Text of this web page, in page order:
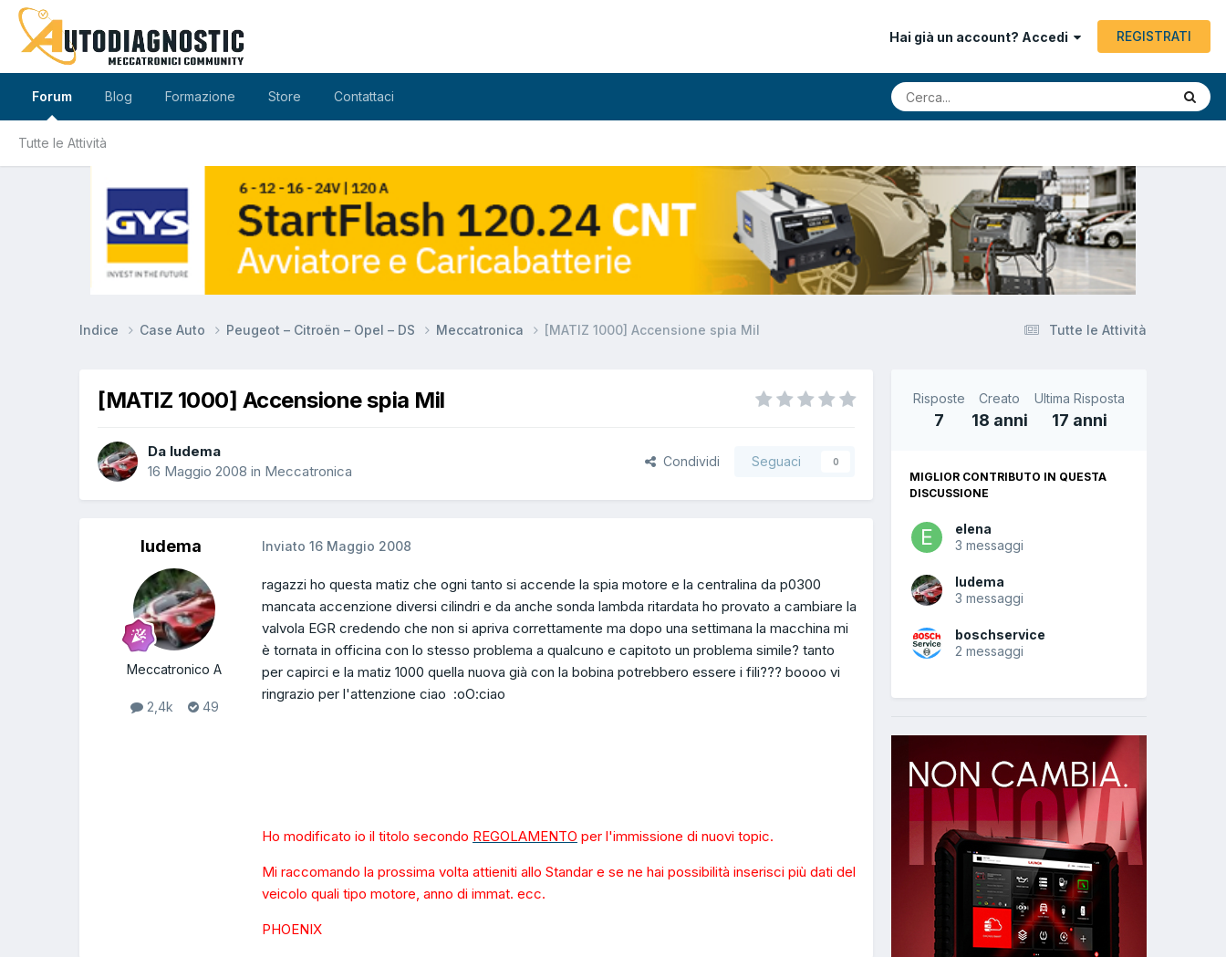
Hai già un account? Accedi REGISTRATI
Forum
Tutte le Attività
Blog Formazione Store Contattaci
Tutte le Attività
Indice Case Auto Peugeot – Citroën – Opel – DS Meccatronica [MATIZ 1000] Accensione spia Mil
[MATIZ 1000] Accensione spia Mil
Da ludema
16 Maggio 2008 in Meccatronica
Condividi Seguaci 0
ludema
Meccatronico A
2,4k 49
Inviato 16 Maggio 2008
ragazzi ho questa matiz che ogni tanto si accende la spia motore e la centralina da p0300
mancata accenzione diversi cilindri e da anche sonda lambda ritardata ho provato a cambiare la
valvola EGR credendo che non si apriva correttamente ma dopo una settimana la macchina mi
è tornata in officina con lo stesso problema a qualcuno e capitoto un problema simile? tanto
per capirci e la matiz 1000 quella nuova già con la bobina potrebbero essere i fili??? boooo vi
ringrazio per l'attenzione ciao :oO:ciao
Ho modificato io il titolo secondo REGOLAMENTO per l'immissione di nuovi topic.
Mi raccomando la prossima volta attieniti allo Standar e se ne hai possibilità inserisci più dati del
veicolo quali tipo motore, anno di immat. ecc.
PHOENIX
Risposte
7
Creato
18 anni
Ultima Risposta
17 anni
MIGLIOR CONTRIBUTO IN QUESTA
DISCUSSIONE
elena
3 messaggi
ludema
3 messaggi
boschservice
2 messaggi